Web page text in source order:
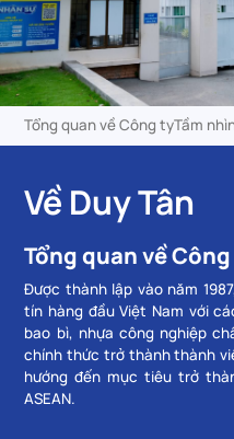
Tổng quan về Công tyTầm
Về Duy Tân
Tổng quan về
Được thành lập vào năm
tín hàng đầu Việt Nam với
bao bì, nhựa công nghiệp
chính thức trở thành thành
hướng đến mục tiêu trở
ASEAN.